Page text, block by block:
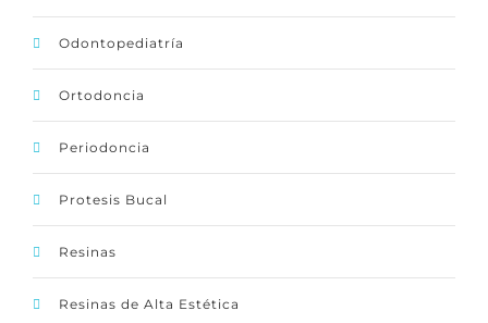
Odontopediatría
Ortodoncia
Periodoncia
Protesis Bucal
Resinas
Resinas de Alta Estética